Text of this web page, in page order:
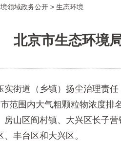
领域政务公开 > 生态环境
北京市生态环境
道（乡镇）扬尘治理责任
范围内大气粗颗粒物浓度
房山区阎村镇、大兴区长子
丰台区和大兴区。